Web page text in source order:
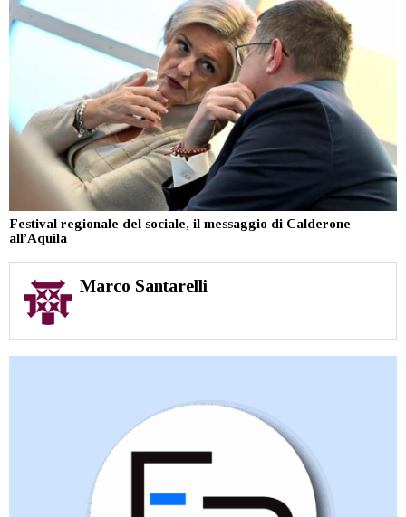
Festival regionale del sociale, il messaggio di Calderone
all’Aquila
Marco Santarelli